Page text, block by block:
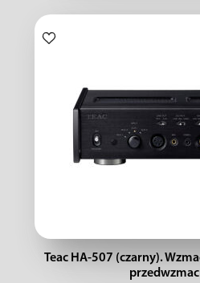
Teac HA-507 (czarny).